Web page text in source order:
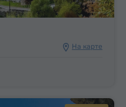
На карте